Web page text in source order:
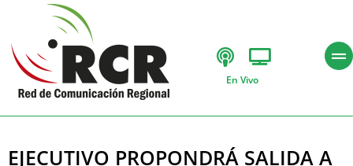
En Vivo
EJECUTIVO PROPONDRÁ SALIDA A